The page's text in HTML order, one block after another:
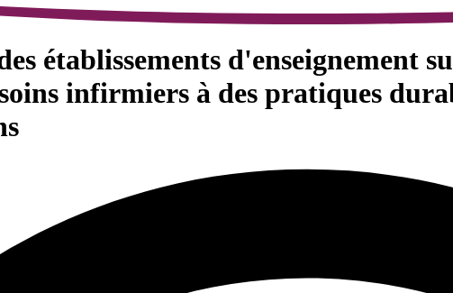
établissements d'enseignement
infirmiers à des pratiques